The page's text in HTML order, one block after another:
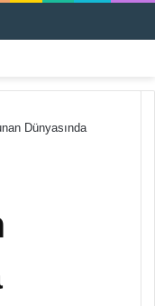
Dünyasında